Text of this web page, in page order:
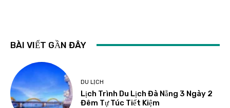
BÀI VIẾT GẦN ĐÂY
DU LỊCH
Lịch Trình Du Lịch Đà Nẵng 3 Ngày 2
Đêm Tự Túc Tiết Kiệm